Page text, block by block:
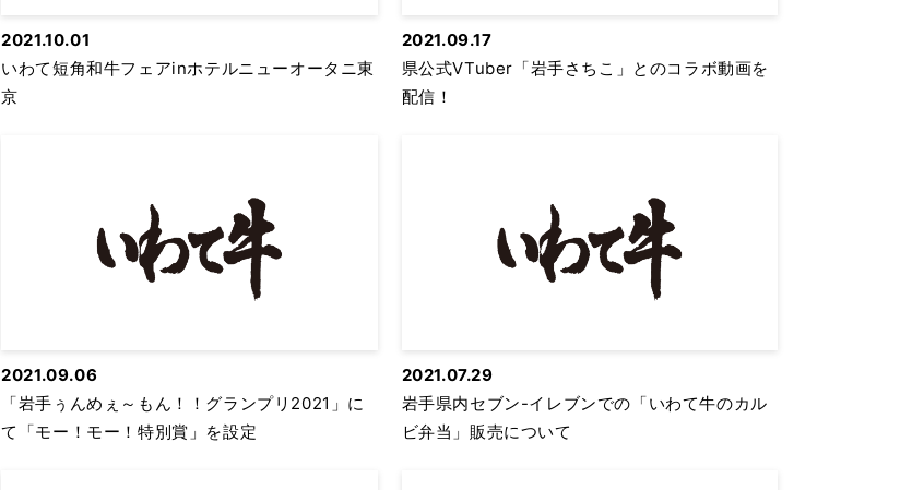
2021.10.01
いわて短角和牛フェアinホテルニューオータニ東
京
2021.09.17
県公式VTuber「岩手さちこ」とのコラボ動画を
配信！
2021.09.06
「岩手ぅんめぇ～もん！！グランプリ2021」に
て「モー！モー！特別賞」を設定
2021.07.29
岩手県内セブン-イレブンでの「いわて牛のカル
ビ弁当」販売について